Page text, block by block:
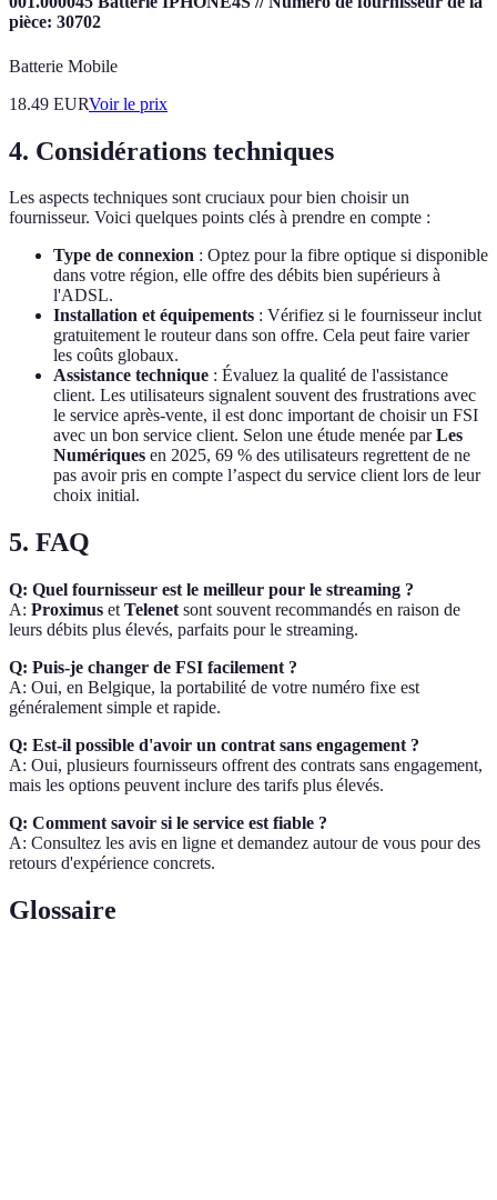
pièce: 30702
Batterie Mobile
18.49 EURVoir le prix
4. Considérations techniques
Les aspects techniques sont cruciaux pour bien choisir un
fournisseur. Voici quelques points clés à prendre en compte :
Type de connexion : Optez pour la fibre optique si disponible
dans votre région, elle offre des débits bien supérieurs à
l'ADSL.
Installation et équipements : Vérifiez si le fournisseur inclut
gratuitement le routeur dans son offre. Cela peut faire varier
les coûts globaux.
Assistance technique : Évaluez la qualité de l'assistance
client. Les utilisateurs signalent souvent des frustrations avec
le service après-vente, il est donc important de choisir un FSI
avec un bon service client. Selon une étude menée parLes
Numériques en 2025, 69 % des utilisateurs regrettent de ne
pas avoir pris en compte l’aspect du service client lors de leur
choix initial.
5. FAQ
Q: Quel fournisseur est le meilleur pour le streaming ?
A: Proximus et Telenet sont souvent recommandés en raison de
leurs débits plus élevés, parfaits pour le streaming.
Q: Puis-je changer de FSI facilement ?
A: Oui, en Belgique, la portabilité de votre numéro fixe est
généralement simple et rapide.
Q: Est-il possible d'avoir un contrat sans engagement ?
A: Oui, plusieurs fournisseurs offrent des contrats sans engagement,
mais les options peuvent inclure des tarifs plus élevés.
Q: Comment savoir si le service est fiable ?
A: Consultez les avis en ligne et demandez autour de vous pour des
retours d'expérience concrets.
Glossaire